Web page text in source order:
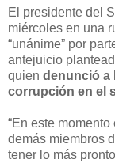
El presidente del
miércoles en una
“unánime” por
antejuicio
quien denunció a
corrupción en el
“En este
demás miembros
tener lo más